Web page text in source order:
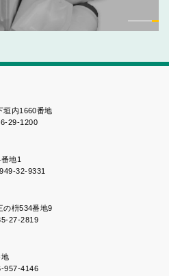
垣内1660番地
29-1200
地1
32-9331
の枡534番地9
27-2819
957-4146